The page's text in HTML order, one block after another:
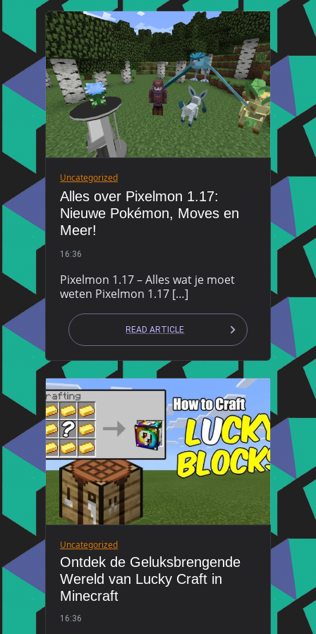
Uncategorized
Alles over Pixelmon 1.17:
Nieuwe Pokémon, Moves en
Meer!
16:36
Pixelmon 1.17 – Alles wat je moet
weten Pixelmon 1.17 […]
READ ARTICLE
Uncategorized
Ontdek de Geluksbrengende
Wereld van Lucky Craft in
Minecraft
16:36